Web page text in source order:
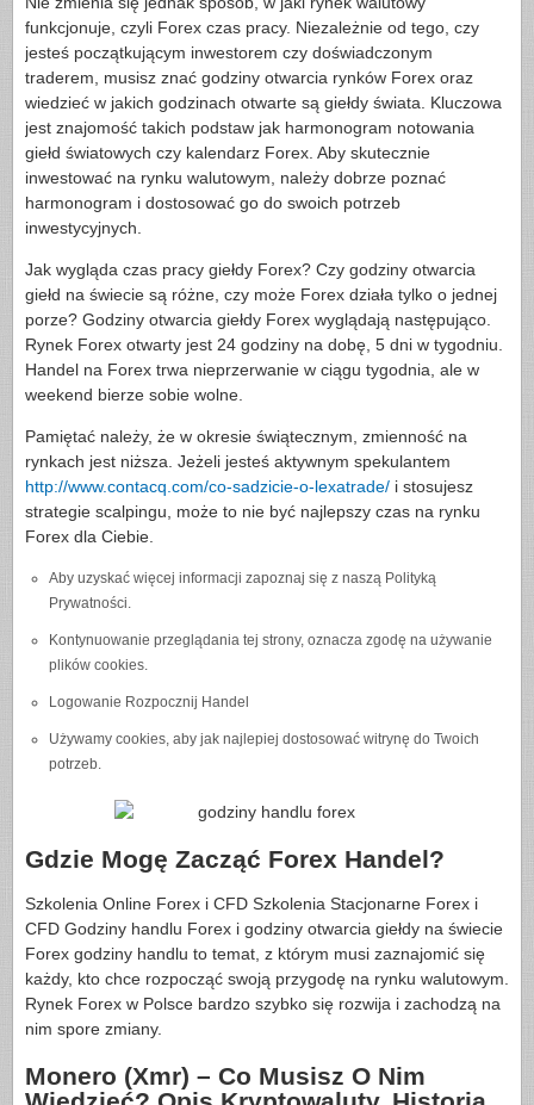
funkcjonuje, czyli Forex czas pracy. Niezależnie od tego, czy
jesteś początkującym inwestorem czy doświadczonym
traderem, musisz znać godziny otwarcia rynków Forex oraz
wiedzieć w jakich godzinach otwarte są giełdy świata. Kluczowa
jest znajomość takich podstaw jak harmonogram notowania
giełd światowych czy kalendarz Forex. Aby skutecznie
inwestować na rynku walutowym, należy dobrze poznać
harmonogram i dostosować go do swoich potrzeb
inwestycyjnych.
Jak wygląda czas pracy giełdy Forex? Czy godziny otwarcia
giełd na świecie są różne, czy może Forex działa tylko o jednej
porze? Godziny otwarcia giełdy Forex wyglądają następująco.
Rynek Forex otwarty jest 24 godziny na dobę, 5 dni w tygodniu.
Handel na Forex trwa nieprzerwanie w ciągu tygodnia, ale w
weekend bierze sobie wolne.
Pamiętać należy, że w okresie świątecznym, zmienność na
rynkach jest niższa. Jeżeli jesteś aktywnym spekulantem
http://www.contacq.com/co-sadzicie-o-lexatrade/ i stosujesz
strategie scalpingu, może to nie być najlepszy czas na rynku
Forex dla Ciebie.
Aby uzyskać więcej informacji zapoznaj się z naszą Polityką
Prywatności.
Kontynuowanie przeglądania tej strony, oznacza zgodę na używanie
plików cookies.
Logowanie Rozpocznij Handel
Używamy cookies, aby jak najlepiej dostosować witrynę do Twoich
potrzeb.
Gdzie Mogę Zacząć Forex Handel?
Szkolenia Online Forex i CFD Szkolenia Stacjonarne Forex i
CFD Godziny handlu Forex i godziny otwarcia giełdy na świecie
Forex godziny handlu to temat, z którym musi zaznajomić się
każdy, kto chce rozpocząć swoją przygodę na rynku walutowym.
Rynek Forex w Polsce bardzo szybko się rozwija i zachodzą na
nim spore zmiany.
Monero (Xmr) – Co Musisz O Nim